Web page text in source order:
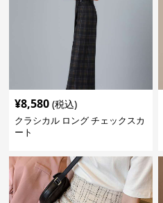
¥8,580 (税込)
クラシカル ロング チェックスカ
ート